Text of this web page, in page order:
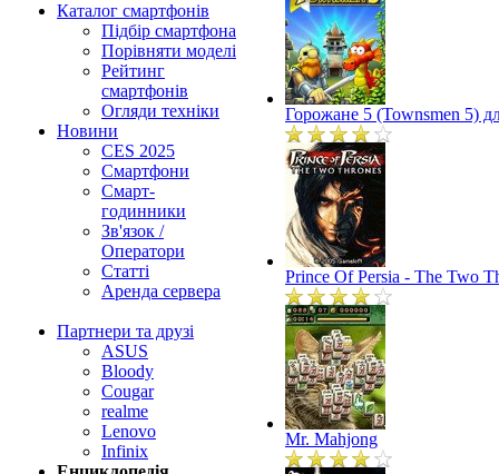
Каталог смартфонів
Підбір смартфона
Порівняти моделі
Рейтинг
смартфонів
Огляди техніки
Новини
CES 2025
Смартфони
Смарт-
годинники
Зв'язок /
Оператори
Статті
Аренда сервера
Партнери та друзі
ASUS
Bloody
Cougar
realme
Lenovo
Infinix
Горожане 5 (Townsmen 5)
Prince Of Persia - The Two
Mr. Mahjong